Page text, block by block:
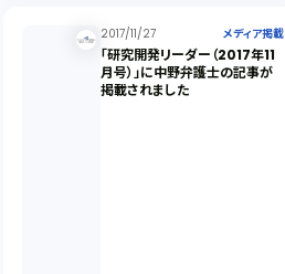
2017/11/27 メディア掲載
「研究開発リーダー（2017年11
月号）」に中野弁護士の記事が
掲載されました